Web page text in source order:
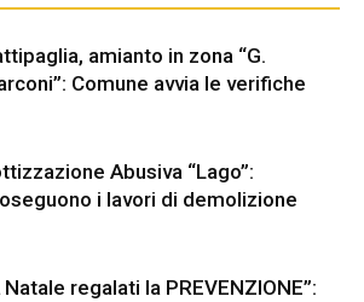
amianto in zona “G.
Comune avvia le verifiche
Abusiva “Lago”:
i lavori di demolizione
Natale regalati la PREVENZIONE”: